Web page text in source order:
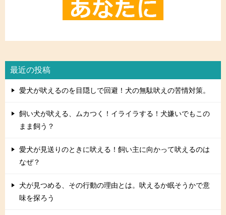
最近の投稿
愛犬が吠えるのを目隠しで回避！犬の無駄吠えの苦情対策。
飼い犬が吠える、ムカつく！イライラする！犬嫌いでもこの
まま飼う？
愛犬が見送りのときに吠える！飼い主に向かって吠えるのは
なぜ？
犬が見つめる、その行動の理由とは。吠えるか眠そうかで意
味を探ろう